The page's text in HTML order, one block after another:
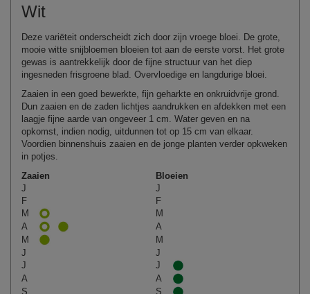
Wit
Deze variëteit onderscheidt zich door zijn vroege bloei. De grote,
mooie witte snijbloemen bloeien tot aan de eerste vorst. Het grote
gewas is aantrekkelijk door de fijne structuur van het diep
ingesneden frisgroene blad. Overvloedige en langdurige bloei.
Zaaien in een goed bewerkte, fijn geharkte en onkruidvrije grond.
Dun zaaien en de zaden lichtjes aandrukken en afdekken met een
laagje fijne aarde van ongeveer 1 cm. Water geven en na
opkomst, indien nodig, uitdunnen tot op 15 cm van elkaar.
Voordien binnenshuis zaaien en de jonge planten verder opkweken
in potjes.
Zaaien
Bloeien
J
J
F
F
M
M
A
A
M
M
J
J
J
J
A
A
S
S